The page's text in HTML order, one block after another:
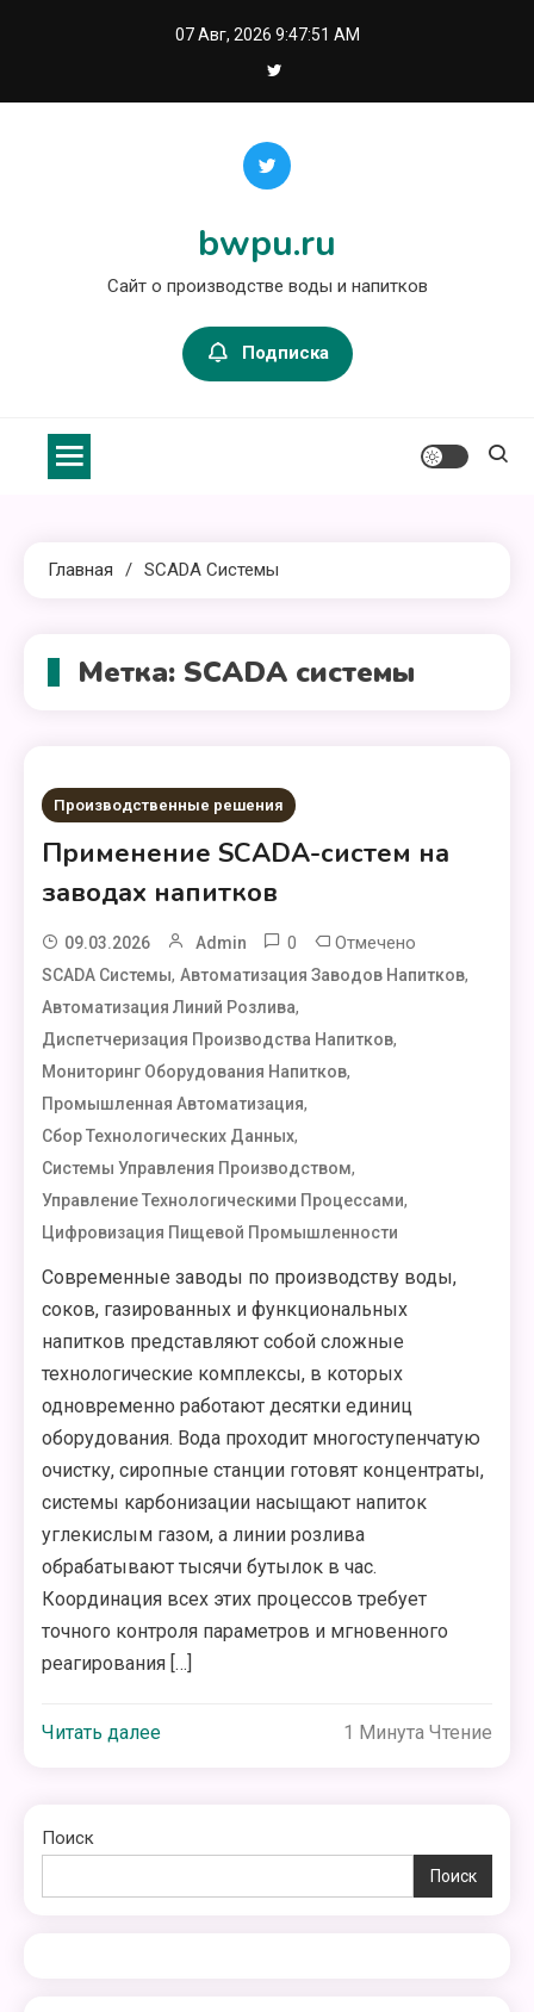
07 Авг, 2026 9:47:51 AM
bwpu.ru
Сайт о производстве воды и напитков
Подписка
Главная SCADA Системы
Метка: SCADA системы
Производственные решения
Применение SCADA-систем на
заводах напитков
09.03.2026 Admin 0 Отмечено
SCADA Системы,Автоматизация Заводов Напитков,
Автоматизация Линий Розлива,
Диспетчеризация Производства Напитков,
Мониторинг Оборудования Напитков,
Промышленная Автоматизация,
Сбор Технологических Данных,
Системы Управления Производством,
Управление Технологическими Процессами,
Цифровизация Пищевой Промышленности
Современные заводы по производству воды,
соков, газированных и функциональных
напитков представляют собой сложные
технологические комплексы, в которых
одновременно работают десятки единиц
оборудования. Вода проходит многоступенчатую
очистку, сиропные станции готовят концентраты,
системы карбонизации насыщают напиток
углекислым газом, а линии розлива
обрабатывают тысячи бутылок в час.
Координация всех этих процессов требует
точного контроля параметров и мгновенного
реагирования […]
Читать далее 1 Минута Чтение
Поиск
Поиск